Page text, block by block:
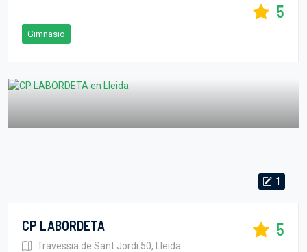
5
Gimnasio
1
CP LABORDETA
Travessia de Sant Jordi 50, Lleida
5